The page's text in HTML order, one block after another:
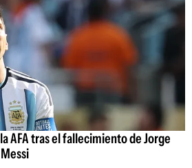
AFA tras el fallecimiento de Jorge